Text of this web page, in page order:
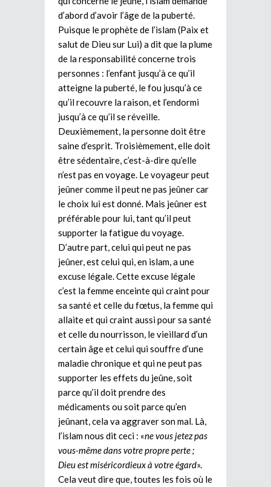
d’abord d’avoir l’âge de la puberté.
Puisque le prophète de l’islam (Paix et
salut de Dieu sur Lui) a dit que la plume
de la responsabilité concerne trois
personnes : l’enfant jusqu’à ce qu’il
atteigne la puberté, le fou jusqu’à ce
qu’il recouvre la raison, et l’endormi
jusqu’à ce qu’il se réveille.
Deuxièmement, la personne doit être
saine d’esprit. Troisièmement, elle doit
être sédentaire, c’est-à-dire qu’elle
n’est pas en voyage. Le voyageur peut
jeûner comme il peut ne pas jeûner car
le choix lui est donné. Mais jeûner est
préférable pour lui, tant qu’il peut
supporter la fatigue du voyage.
D’autre part, celui qui peut ne pas
jeûner, est celui qui, en islam, a une
excuse légale. Cette excuse légale
c’est la femme enceinte qui craint pour
sa santé et celle du fœtus, la femme qui
allaite et qui craint aussi pour sa santé
et celle du nourrisson, le vieillard d’un
certain âge et celui qui souffre d’une
maladie chronique et qui ne peut pas
supporter les effets du jeûne, soit
parce qu’il doit prendre des
médicaments ou soit parce qu’en
jeûnant, cela va aggraver son mal. Là,
l’islam nous dit ceci : «ne vous jetez pas
vous-même dans votre propre perte ;
Dieu est miséricordieux à votre égard».
Cela veut dire que, toutes les fois où le